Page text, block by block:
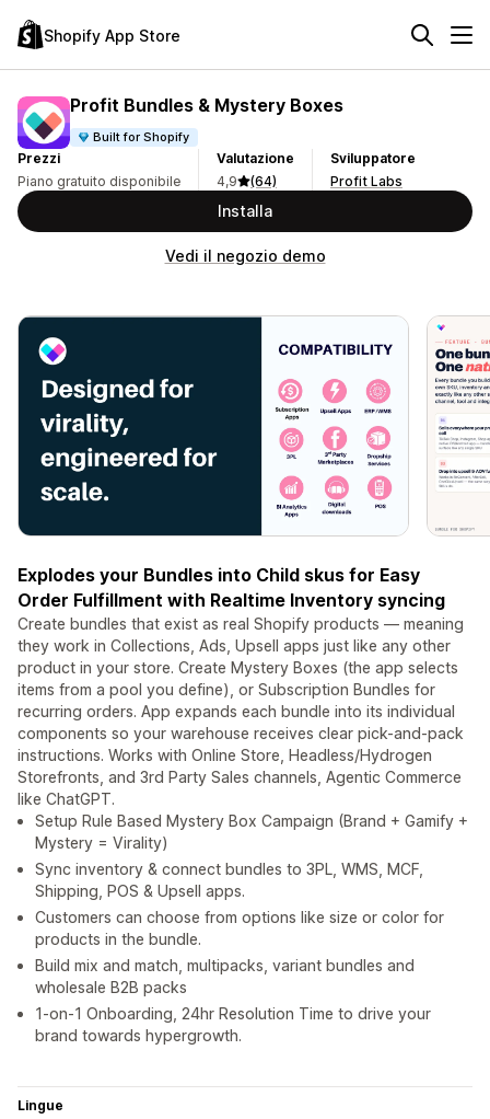
Shopify App Store
Profit Bundles & Mystery Boxes
Built for Shopify
Prezzi
Piano gratuito disponibile
Valutazione
4,9
(64)
Sviluppatore
Profit Labs
Installa
Vedi il negozio demo
Explodes your Bundles into Child skus for Easy
Order Fulfillment with Realtime Inventory syncing
Create bundles that exist as real Shopify products — meaning
they work in Collections, Ads, Upsell apps just like any other
product in your store. Create Mystery Boxes (the app selects
items from a pool you define), or Subscription Bundles for
recurring orders. App expands each bundle into its individual
components so your warehouse receives clear pick-and-pack
instructions. Works with Online Store, Headless/Hydrogen
Storefronts, and 3rd Party Sales channels, Agentic Commerce
like ChatGPT.
Setup Rule Based Mystery Box Campaign (Brand + Gamify +
Mystery = Virality)
Sync inventory & connect bundles to 3PL, WMS, MCF,
Shipping, POS & Upsell apps.
Customers can choose from options like size or color for
products in the bundle.
Build mix and match, multipacks, variant bundles and
wholesale B2B packs
1-on-1 Onboarding, 24hr Resolution Time to drive your
brand towards hypergrowth.
Lingue